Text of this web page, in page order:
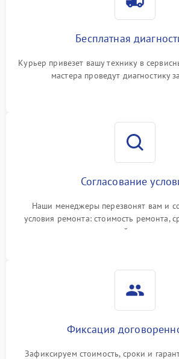
Бесплатная
Курьер привезет вашу технику в
мастера проведут диагностику
Согласование
Наши менеджеры перезвонят вам и
условия ремонта: стоимость ремонта,
гарантийные условия
Фиксация
Зафиксируем стоимость, сроки и